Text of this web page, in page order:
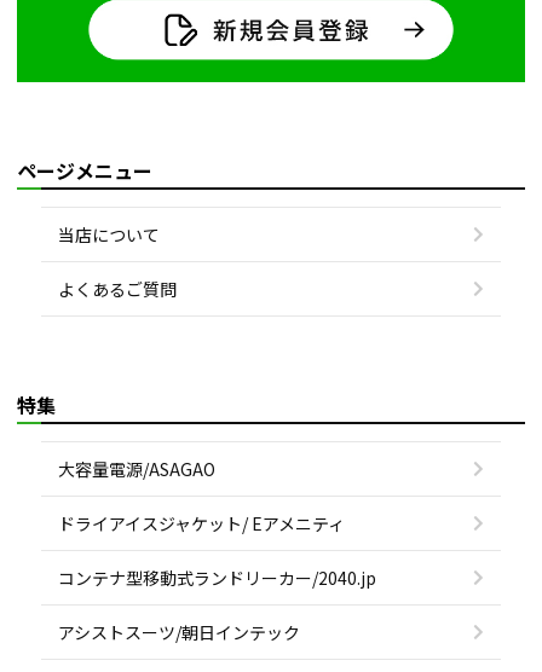
ページメニュー
当店について
よくあるご質問
特集
大容量電源/ASAGAO
ドライアイスジャケット/ Eアメニティ
コンテナ型移動式ランドリーカー/2040.jp
アシストスーツ/朝日インテック